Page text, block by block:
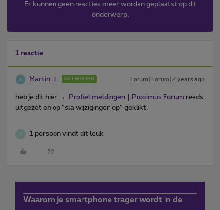
Er kunnen geen reacties meer worden geplaatst op dit
onderwerp.
1 reactie
Martin ANTWOORD Forum|Forum|2 years ago
heb je dit hier → Profiel meldingen | Proximus Forum reeds
uitgezet en op “sla wijzigingen op” geklikt.
H 1 persoon vindt dit leuk
Waarom je smartphone trager wordt in de